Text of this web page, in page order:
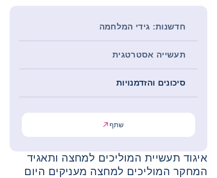
חדשנות: גידי המלחמה
תעשייה אסטרטגית
סיכונים והזדמנויות
שתף
איגוד תעשיית המוליכים למחצה ותאגיד
המחקר המוליכים למחצה מעניקים היום